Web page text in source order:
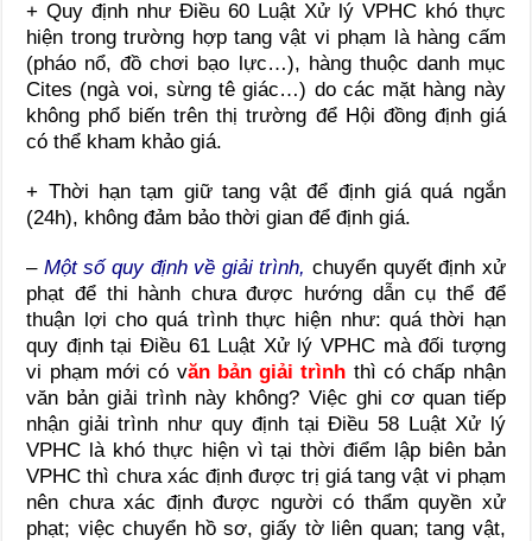
+ Quy định như Điều 60 Luật Xử lý VPHC khó thực
hiện trong trường hợp tang vật vi phạm là hàng cấm
(pháo nổ, đồ chơi bạo lực…), hàng thuộc danh mục
Cites (ngà voi, sừng tê giác…) do các mặt hàng này
không phổ biến trên thị trường để Hội đồng định giá
có thể kham khảo giá.
+ Thời hạn tạm giữ tang vật để định giá quá ngắn
(24h), không đảm bảo thời gian để định giá.
–Một số quy định về giải trình, chuyển quyết định xử
phạt để thi hành chưa được hướng dẫn cụ thể để
thuận lợi cho quá trình thực hiện như: quá thời hạn
quy định tại Điều 61 Luật Xử lý VPHC mà đối tượng
vi phạm mới có văn bản giải trình thì có chấp nhận
văn bản giải trình này không? Việc ghi cơ quan tiếp
nhận giải trình như quy định tại Điều 58 Luật Xử lý
VPHC là khó thực hiện vì tại thời điểm lập biên bản
VPHC thì chưa xác định được trị giá tang vật vi phạm
nên chưa xác định được người có thẩm quyền xử
phạt; việc chuyển hồ sơ, giấy tờ liên quan; tang vật,